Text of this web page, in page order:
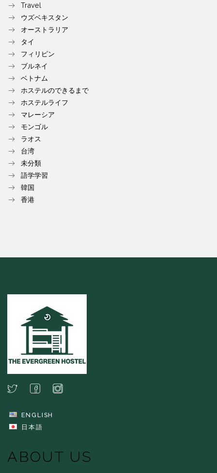
Travel
ウズベキスタン
オーストラリア
タイ
フィリピン
ブルネイ
ベトナム
ホステルのできるまで
ホステルライフ
マレーシア
モンゴル
ラオス
台湾
未分類
語学学習
韓国
香港
ENGLISH
日本語
ABOUT US